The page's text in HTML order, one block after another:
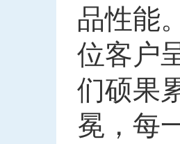
品性能
位客户
们硕果
冕，每